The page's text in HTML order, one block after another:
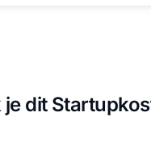
dit